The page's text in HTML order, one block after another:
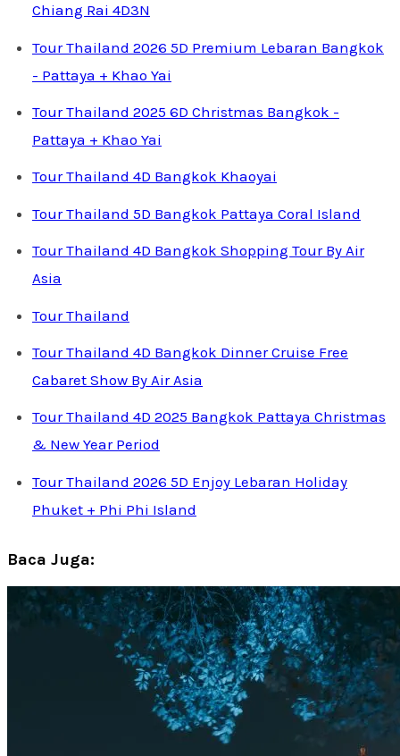
Chiang Rai 4D3N
Tour Thailand 2026 5D Premium Lebaran Bangkok
- Pattaya + Khao Yai
Tour Thailand 2025 6D Christmas Bangkok -
Pattaya + Khao Yai
Tour Thailand 4D Bangkok Khaoyai
Tour Thailand 5D Bangkok Pattaya Coral Island
Tour Thailand 4D Bangkok Shopping Tour By Air
Asia
Tour Thailand
Tour Thailand 4D Bangkok Dinner Cruise Free
Cabaret Show By Air Asia
Tour Thailand 4D 2025 Bangkok Pattaya Christmas
& New Year Period
Tour Thailand 2026 5D Enjoy Lebaran Holiday
Phuket + Phi Phi Island
Baca Juga: